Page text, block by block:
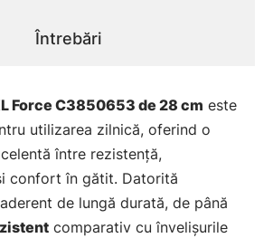
Întrebări
Force C3850653 de 28 cm este
utilizarea zilnică, oferind o
între rezistență,
confort în gătit. Datorită
de lungă durată, de până
comparativ cu învelișurile